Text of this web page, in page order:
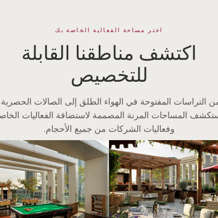
اختر مساحة الفعالية الخاصة بك
اكتشف مناطقنا القابلة
للتخصيص
التراسات المفتوحة في الهواء الطلق إلى الصالات
المساحات المرنة المصممة لاستضافة الفعاليات
وفعاليات الشركات من جميع الأحجام.